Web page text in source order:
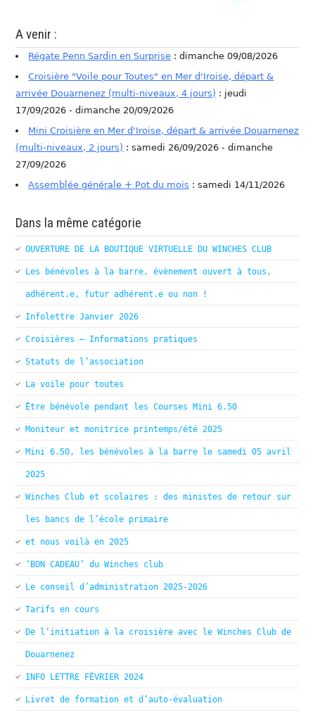
A venir :
Régate Penn Sardin en Surprise : dimanche 09/08/2026
Croisière "Voile pour Toutes" en Mer d'Iroise, départ &
arrivée Douarnenez (multi-niveaux, 4 jours) : jeudi
17/09/2026 - dimanche 20/09/2026
Mini Croisière en Mer d'Iroise, départ & arrivée Douarnenez
(multi-niveaux, 2 jours) : samedi 26/09/2026 - dimanche
27/09/2026
Assemblée générale + Pot du mois : samedi 14/11/2026
Dans la même catégorie
OUVERTURE DE LA BOUTIQUE VIRTUELLE DU WINCHES CLUB
Les bénévoles à la barre, évènement ouvert à tous,
adhérent.e, futur adhérent.e ou non !
Infolettre Janvier 2026
Croisières – Informations pratiques
Statuts de l’association
La voile pour toutes
Être bénévole pendant les Courses Mini 6.50
Moniteur et monitrice printemps/été 2025
Mini 6.50, les bénévoles à la barre le samedi 05 avril
2025
Winches Club et scolaires : des ministes de retour sur
les bancs de l’école primaire
et nous voilà en 2025
‘BON CADEAU’ du Winches club
Le conseil d’administration 2025-2026
Tarifs en cours
De l’initiation à la croisière avec le Winches Club de
Douarnenez
INFO LETTRE FÉVRIER 2024
Livret de formation et d’auto-évaluation